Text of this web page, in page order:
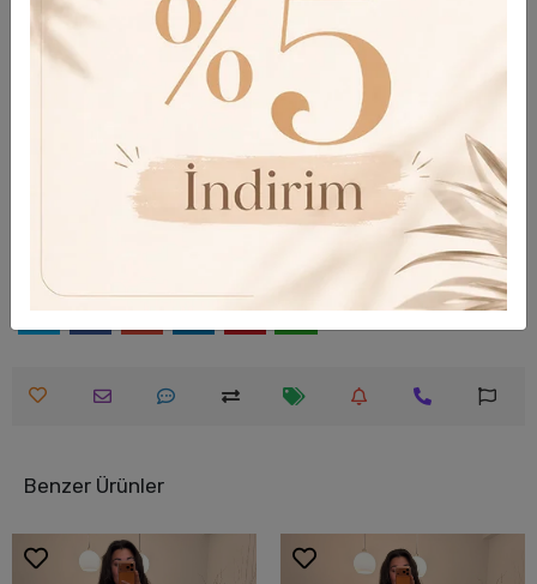
Yorumlar
Taksit Seçenekleri
Garanti Ve Teslimat
Güvenli Alışveriş
Benzer Ürünler